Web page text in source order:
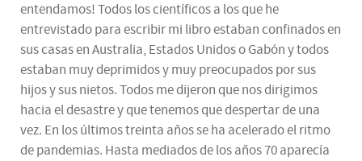
entendamos! Todos los científicos a los que he
entrevistado para escribir mi libro estaban confinados en
sus casas en Australia, Estados Unidos o Gabón y todos
estaban muy deprimidos y muy preocupados por sus
hijos y sus nietos. Todos me dijeron que nos dirigimos
hacia el desastre y que tenemos que despertar de una
vez. En los últimos treinta años se ha acelerado el ritmo
de pandemias. Hasta mediados de los años 70 aparecía